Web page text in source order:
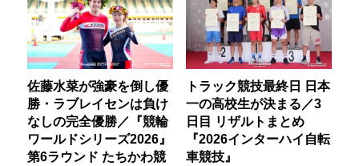
佐藤水菜が強豪を倒し優
勝・ラブレイセンは負け
なしの完全優勝／『競輪
ワールドシリーズ2026』
第6ラウンド たちかわ競
トラック競技最終日 日本
一の高校生が決まる／3
日目 リザルトまとめ
『2026インターハイ自転
車競技』